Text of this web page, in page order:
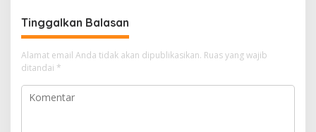
Tinggalkan Balasan
Alamat email Anda tidak akan dipublikasikan. Ruas yang wajib
ditandai *